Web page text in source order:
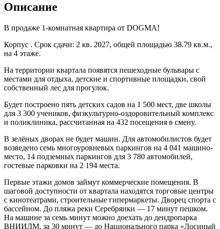
Описание
В продаже 1-комнатная квартира от DOGMA!
Корпус . Срок сдачи: 2 кв. 2027, общей площадью 38.79 кв.м.,
на 4 этаже.
На территории квартала появятся пешеходные бульвары с
местами для отдыха, детские и спортивные площадки, свой
собственный лес для прогулок.
Будет построено пять детских садов на 1 500 мест, две школы
для 3 300 учеников, физкультурно-оздоровительный комплекс
и поликлиника, рассчитанная на 432 посещения в смену.
В зелёных дворах не будет машин. Для автомобилистов будет
возведено семь многоуровневых паркингов на 4 041 машино-
место, 14 подземных паркингов для 3 780 автомобилей,
гостевые парковки на 2 194 места.
Первые этажи домов займут коммерческие помещения. В
шаговой доступности от квартала находятся торговые центры
с кинотеатрами, строительные гипермаркеты. Дворец спорта с
бассейном. До пляжа реки Серебрянки — 17 минут пешком.
На машине за семь минут можно доехать до дендропарка
ВНИИЛМ, за 30 минут — до Национального парка «Лосиный